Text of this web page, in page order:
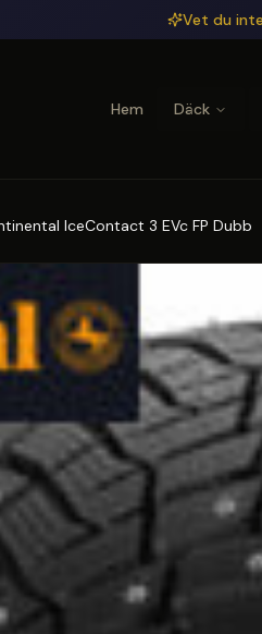
Vet du
Hem Däck
IceContact 3 EVc FP Dubb